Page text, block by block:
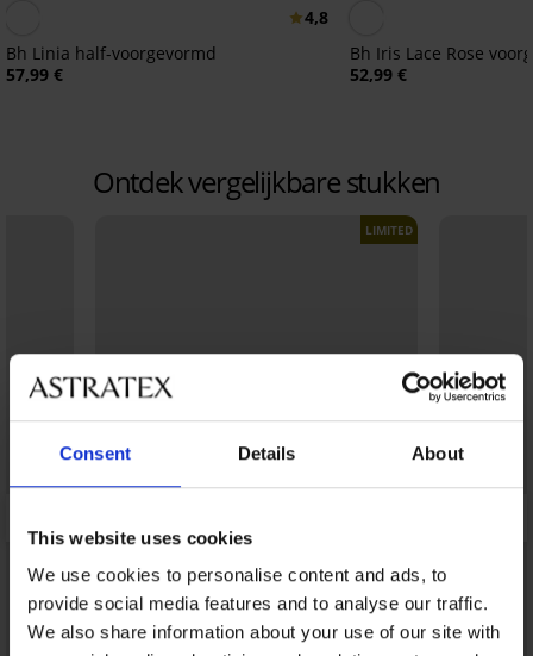
Consent Details About
This website uses cookies
We use cookies to personalise content and ads, to
provide social media features and to analyse our traffic.
We also share information about your use of our site with
4,8
Bh Linia half-voorgevormd
57,99 €
Bh Iris Lace Rose
52,99 €
Ontdek vergelijkbare stukken
LIMITED